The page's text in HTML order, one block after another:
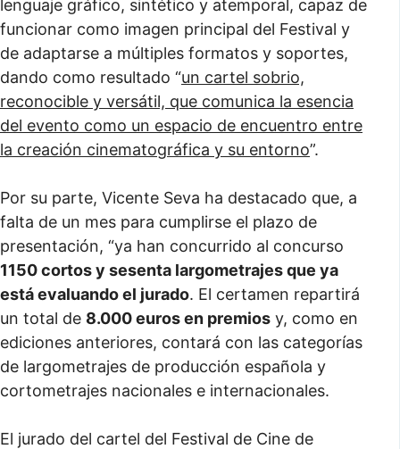
lenguaje gráfico, sintético y atemporal, capaz de
funcionar como imagen principal del Festival y
de adaptarse a múltiples formatos y soportes,
dando como resultado “un cartel sobrio,
reconocible y versátil, que comunica la esencia
del evento como un espacio de encuentro entre
la creación cinematográfica y su entorno”.
Por su parte, Vicente Seva ha destacado que, a
falta de un mes para cumplirse el plazo de
presentación, “ya han concurrido al concurso
1150 cortos y sesenta largometrajes que ya
está evaluando el jurado. El certamen repartirá
un total de 8.000 euros en premios y, como en
ediciones anteriores, contará con las categorías
de largometrajes de producción española y
cortometrajes nacionales e internacionales.
El jurado del cartel del Festival de Cine de